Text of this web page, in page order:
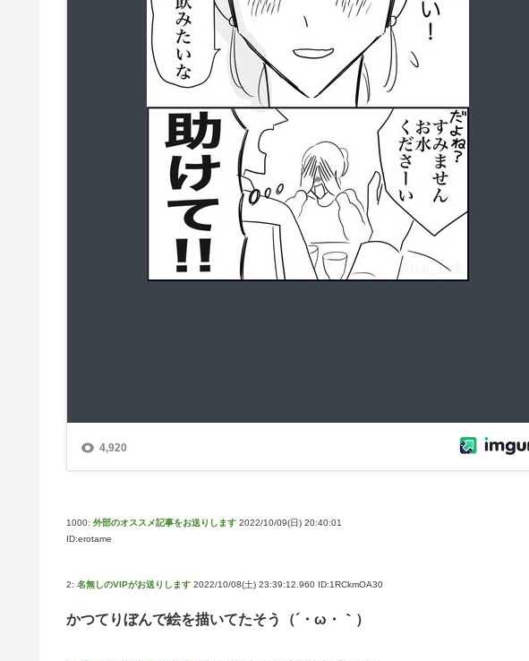
1000: 外部のオススメ記事をお送りします 2022/10/09(日) 20:40:01
ID:erotame
2: 名無しのVIPがお送りします 2022/10/08(土) 23:39:12.960 ID:1RCkmOA30
かつてりぼんで絵を描いてたそう（´・ω・｀）